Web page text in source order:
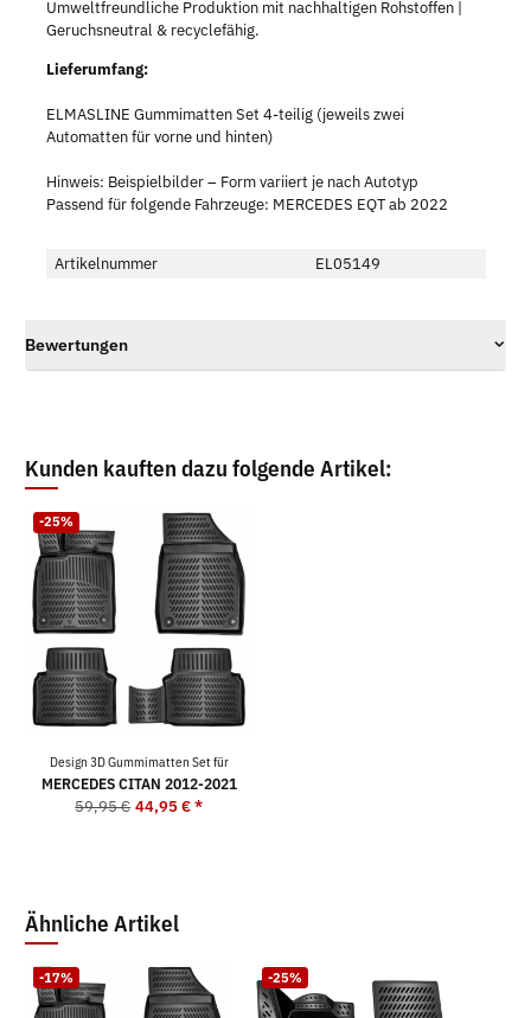
Umweltfreundliche Produktion mit nachhaltigen Rohstoffen |
Geruchsneutral & recyclefähig.
Lieferumfang:
ELMASLINE Gummimatten Set 4-teilig (jeweils zwei
Automatten für vorne und hinten)
Hinweis: Beispielbilder – Form variiert je nach Autotyp
Passend für folgende Fahrzeuge: MERCEDES EQT ab 2022
Artikelnummer EL05149
Bewertungen
Kunden kauften dazu folgende Artikel:
-25%
Design 3D Gummimatten Set für
MERCEDES CITAN 2012-2021
59,95 € 44,95 €*
Ähnliche Artikel
-17% -25%